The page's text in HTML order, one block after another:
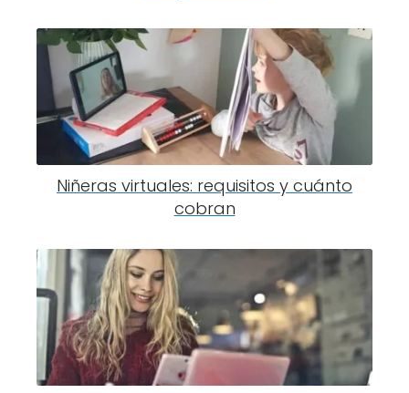
Niñeras virtuales: requisitos y cuánto
cobran